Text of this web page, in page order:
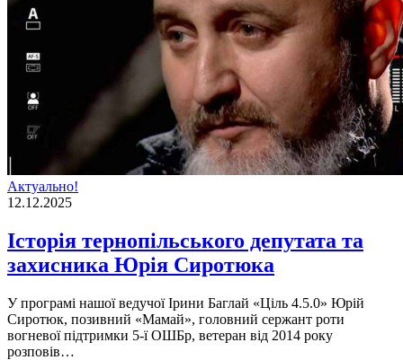
Актуально!
12.12.2025
Історія тернопільського депутата та
захисника Юрія Сиротюка
У програмі нашої ведучої Ірини Баглай «Ціль 4.5.0» Юрій
Сиротюк, позивний «Мамай», головний сержант роти
вогневої підтримки 5-ї ОШБр, ветеран від 2014 року
розповів…